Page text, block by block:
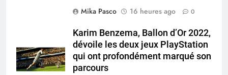
Mika Pasco
16 heures ago 0
Karim Benzema, Ballon d’Or 2022,
dévoile les deux jeux PlayStation
qui ont profondément marqué son
parcours